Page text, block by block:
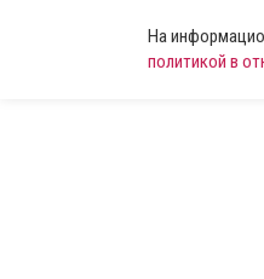
На
политикой в